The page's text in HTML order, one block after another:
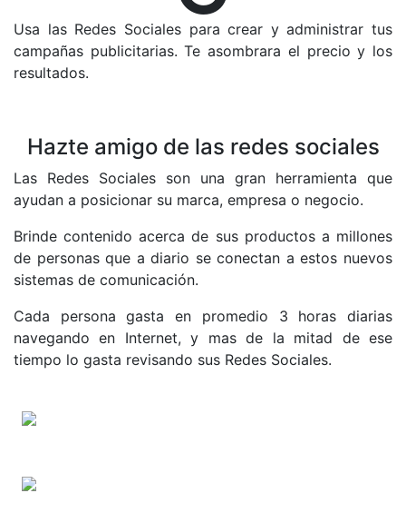
Usa las Redes Sociales para crear y administrar tus
campañas publicitarias. Te asombrara el precio y los
resultados.
Hazte amigo de las redes sociales
Las Redes Sociales son una gran herramienta que
ayudan a posicionar su marca, empresa o negocio.
Brinde contenido acerca de sus productos a millones
de personas que a diario se conectan a estos nuevos
sistemas de comunicación.
Cada persona gasta en promedio 3 horas diarias
navegando en Internet, y mas de la mitad de ese
tiempo lo gasta revisando sus Redes Sociales.